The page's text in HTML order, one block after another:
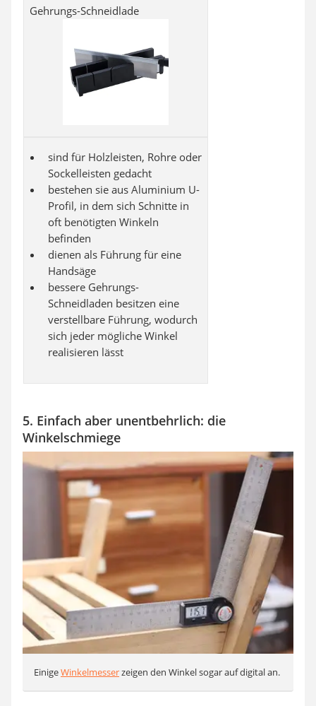
Gehrungs-Schneidlade
sind für Holzleisten, Rohre oder
Sockelleisten gedacht
bestehen sie aus Aluminium U-
Profil, in dem sich Schnitte in
oft benötigten Winkeln
befinden
dienen als Führung für eine
Handsäge
bessere Gehrungs-
Schneidladen besitzen eine
verstellbare Führung, wodurch
sich jeder mögliche Winkel
realisieren lässt
5. Einfach aber unentbehrlich: die
Winkelschmiege
EinigeWinkelmesserzeigen den Winkel sogar auf digital an.